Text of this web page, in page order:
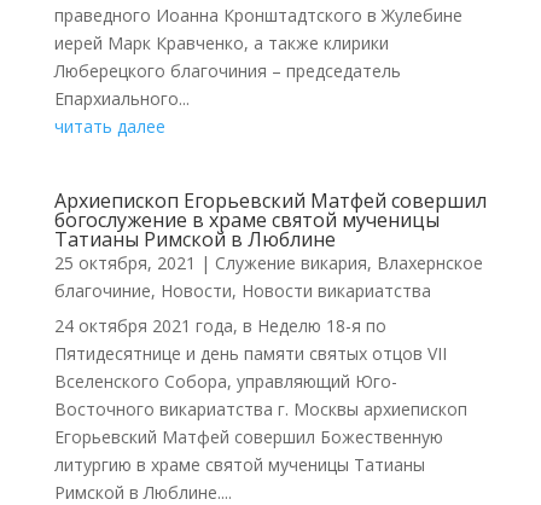
праведного Иоанна Кронштадтского в Жулебине
иерей Марк Кравченко, а также клирики
Люберецкого благочиния – председатель
Епархиального...
читать далее
Архиепископ Егорьевский Матфей совершил
богослужение в храме святой мученицы
Татианы Римской в Люблине
25 октября, 2021 | Cлужение викария, Влахернское
благочиние, Новости, Новости викариатства
24 октября 2021 года, в Неделю 18-я по
Пятидесятнице и день памяти святых отцов VII
Вселенского Собора, управляющий Юго-
Восточного викариатства г. Москвы архиепископ
Егорьевский Матфей совершил Божественную
литургию в храме святой мученицы Татианы
Римской в Люблине....